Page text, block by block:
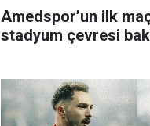
Amedspor’un ilk
stadyum çevresi